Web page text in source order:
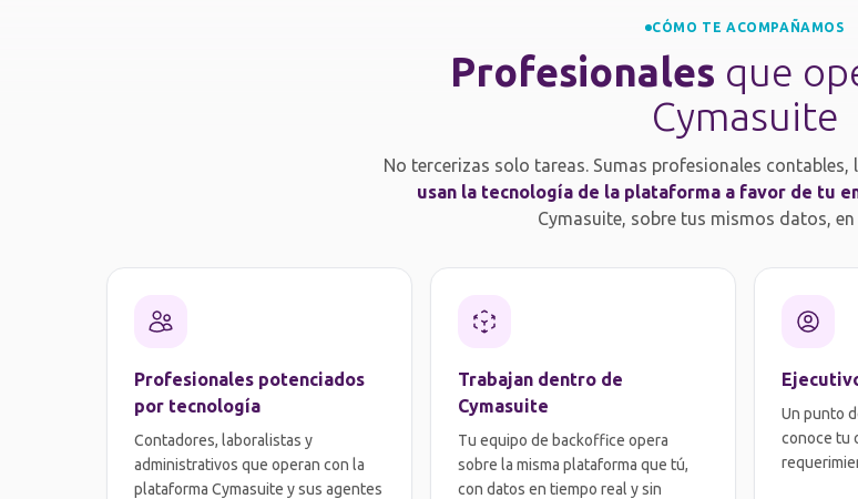
CÓMO TE ACOMPAÑAMOS
Profesionales que
Cymasuite
No tercerizas solo tareas. Sumas profesionales
usan la tecnología de la plataforma a favor de tu
Cymasuite, sobre tus mismos datos,
Profesionales potenciados
por tecnología
Contadores, laboralistas y
administrativos que operan con la
plataforma Cymasuite y sus agentes
Trabajan dentro de
Cymasuite
Tu equipo de backoffice opera
sobre la misma plataforma que tú,
con datos en tiempo real y sin
Un punto
conoce tu